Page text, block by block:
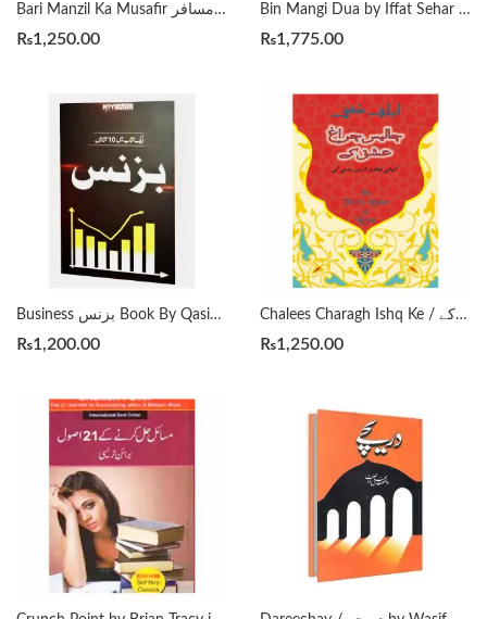
Bari Manzil Ka Musafir بڑی منزل کا مسافر by Qasim Ali Shah
₨1,250.00
Bin Mangi Dua by Iffat Sehar Tahir بن مانگی دعا
₨1,775.00
Business بزنس Book By Qasim Ali Shah
₨1,200.00
Chalees Charagh Ishq Ke / چالیس چراغ عشق کے by Elif Shafak , Huma Anwar (Translator)
₨1,250.00